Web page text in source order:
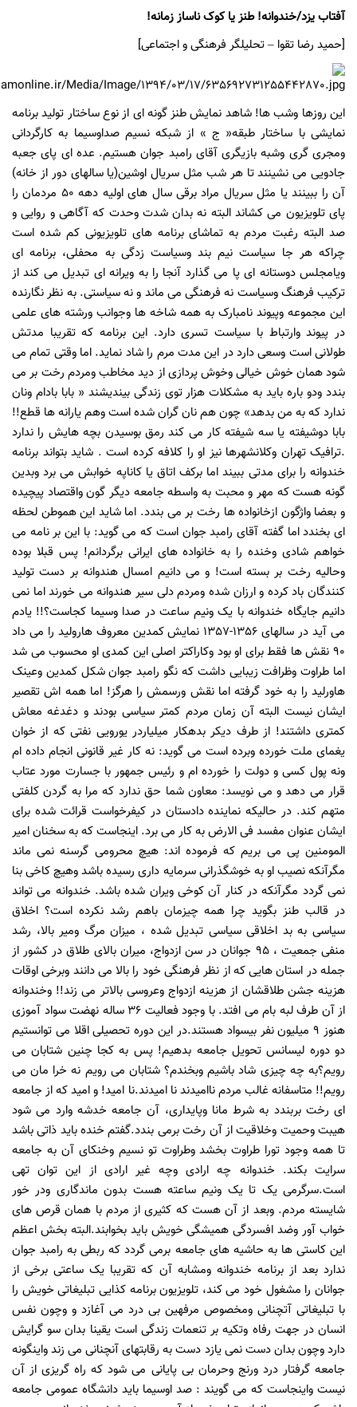
آفتاب یزد/خندوانه! طنز یا کوک ناساز زمانه!
[حمید رضا تقوا – تحلیلگر فرهنگی و اجتماعی]
این روزها وشب ها! شاهد نمایش طنز گونه ای از نوع ساختار تولید برنامه
نمایشی با ساختار طبقه« ج » از شبکه نسیم صداوسیما به کارگردانی
ومجری گری وشبه بازیگری آقای رامبد جوان هستیم. عده ای پای جعبه
جادویی می نشینند تا هر شب مثل سریال اوشین(یا سالهای دور از خانه)
آن را ببینند یا مثل سریال مراد برقی سال های اولیه دهه 50 مردمان را
پای تلویزیون می کشاند البته نه بدان شدت وحدت که آگاهی و روایی و
صد البته رغبت مردم به تماشای برنامه های تلویزیونی کم شده است
چراکه هر جا سیاست نیم بند وسیاست زدگی به محفلی، برنامه ای
ویامجلس دوستانه ای پا می گذارد آنجا را به ویرانه ای تبدیل می کند از
ترکیب فرهنگ وسیاست نه فرهنگی می ماند و نه سیاستی. به نظر نگارنده
این مجموعه وپیوند نامبارک به همه شاخه ها وجوانب ورشته های علمی
در پیوند وارتباط با سیاست تسری دارد. این برنامه که تقریبا مدتش
طولانی است وسعی دارد در این مدت مرم را شاد نماید. اما وقتی تمام می
شود همان خوش خیالی وخوش پردازی از دید مخاطب ومردم رخت بر می
بندد ودو باره باید به مشکلات هزار توی زندگی بیندیشند « بابا بادام ونان
ندارد که به من بدهد» چون هم نان گران شده است وهم یارانه ها قطع!!
بابا دوشیفته یا سه شیفته کار می کند رمق بوسیدن بچه هایش را ندارد
.ترافیک تهران وکلانشهرها نیز او را کلافه کرده است . شاید بتواند برنامه
خندوانه را برای مدتی ببیند اما برکف اتاق یا کاناپه خوابش می برد وبدین
گونه هست که مهر و محبت به واسطه جامعه دیگر گون واقتصاد پیچیده
و بعضا واژگون ازخانواده ها رخت بر می بندد. اما شاید این هموطن لحظه
ای بخندد اما گفته آقای رامبد جوان است که می گوید: با این بر نامه می
خواهم شادی وخنده را به خانواده های ایرانی برگردانم! پس قبلا بوده
وحالیه رخت بر بسته است! و می دانیم امسال هندوانه بر دست تولید
کنندگان باد کرده و ارزان شده ومردم دلی سیر هندوانه می خورند اما نمی
دانیم جایگاه خندوانه با یک ونیم ساعت در صدا وسیما کجاست؟!! یادم
می آید در سالهای 1356
-
1357 نمایش کمدین معروف هارولید را می داد
90 نقش ها فقط برای او بود وکاراکتر اصلی این کمدی او محسوب می شد
اما طراوت وظرافت زیبایی داشت که نگو رامبد جوان شکل کمدین وعینک
هاورلید را به خود گرفته اما نقش ورسمش را هرگز! اما همه اش تقصیر
ایشان نیست البته آن زمان مردم کمتر سیاسی بودند و دغدغه معاش
کمتری داشتند! از طرف دیکر بدهکار میلیاردر یورویی نفتی که از خوان
یغمای ملت خورده وبرده است می گوید: نه کار غیر قانونی انجام داده ام
ونه پول کسی و دولت را خورده ام و رئیس جمهور با جسارت مورد عتاب
قرار می دهد و می نویسد: معاون شما حق ندارد که مرا به گردن کلفتی
متهم کند. در حالیکه نماینده دادستان در کیفرخواست قرائت شده برای
ایشان عنوان مفسد فی الارض به کار می برد. اینجاست که به سخنان امیر
المومنین پی می بریم که فرموده اند: هیچ محرومی گرسنه نمی ماند
مگرآنکه نصیب او به خوشگذرانی سرمایه داری رسیده باشد وهیچ کاخی بنا
نمی گردد مگرآنکه در کنار آن کوخی ویران شده باشد. خندوانه می تواند
در قالب طنز بگوید چرا همه چیزمان باهم رشد نکرده است؟ اخلاق
سیاسی به بد اخلاقی سیاسی تبدیل شده ، میزان مرگ ومیر بالا، رشد
منفی جمعیت ،95 جوانان در سن ازدواج، میران بالای طلاق در کشور از
جمله در استان هایی که از نظر فرهنگی خود را بالا می دانند وبرخی اوقات
هزینه جشن طلاقشان از هزینه ازدواج وعروسی بالاتر می زند!! وخندوانه
از آن طرف لبه بام می افتد. با وجود فعالیت 36 ساله نهضت سواد آموزی
هنوز 9 میلیون نفر بیسواد هستند.در این دوره تحصیلی اقلا می توانستیم
دو دوره لیسانس تحویل جامعه بدهیم! پس به کجا چنین شتابان می
رویم؟به چه چیزی شاد باشیم وبخندم؟ شتابان می رویم نه خرا مان می
رویم!! متاسفانه غالب مردم ناامیدند نا امیدند.نا امید! و امید که از جامعه
ای رخت بربندد به شرط مانا وپایداری، آن جامعه خدشه وارد می شود
هیبت وحمیت وخلاقیت از آن رخت برمی بندد.گفتم خنده باید ذاتی باشد
تا همه وجود تورا طراوت بخشد وطراوت تو نسیم وخنکای آن به جامعه
سرایت بکند. خندوانه چه ارادی وچه غیر ارادی از این توان تهی
است.سرگرمی یک تا یک ونیم ساعته هست بدون ماندگاری ودر خور
شایسته مردم. وبعد از آن هست که کثیری از مردم با همان قرص های
خواب آور وضد افسردگی همیشگی خویش باید بخوابند.البته بخش اعظم
این کاستی ها به حاشیه های جامعه برمی گردد که ربطی به رامبد جوان
ندارد بعد از برنامه خندوانه ومشابه آن که تقریبا یک ساعتی برخی از
جوانان را مشغول خود می کند، تلویزیون برنامه کذایی تبلیغاتی خویش را
با تبلیغاتی آتچنانی ومخصوص مرفهین بی درد می آغازد و وچون نفس
انسان در جهت رفاه وتکیه بر تنعمات زندگی است یقینا بدان سو گرایش
دارد وچون بدان دست نمی یازد دست به رقابتهای آنچنانی می زند واینگونه
جامعه گرفتار درد ورنج وحرمان بی پایانی می شود که راه گریزی از آن
نیست واینجاست که می گویند : صد اوسیما باید دانشگاه عمومی جامعه